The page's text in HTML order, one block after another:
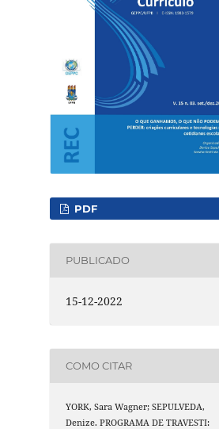
PDF
PUBLICADO
15-12-2022
COMO CITAR
YORK, Sara Wagner; SEPULVEDA,
Denize. PROGRAMA DE TRAVESTI: